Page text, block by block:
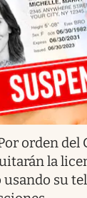
orden del
la
su